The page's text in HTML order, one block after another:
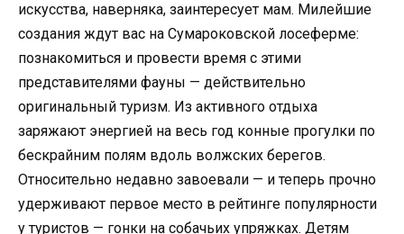
искусства, наверняка, заинтересует мам. Милейшие
создания ждут вас на Сумароковской лосеферме:
познакомиться и провести время с этими
представителями фауны — действительно
оригинальный туризм. Из активного отдыха
заряжают энергией на весь год конные прогулки по
бескрайним полям вдоль волжских берегов.
Относительно недавно завоевали — и теперь прочно
удерживают первое место в рейтинге популярности
у туристов — гонки на собачьих упряжках. Детям